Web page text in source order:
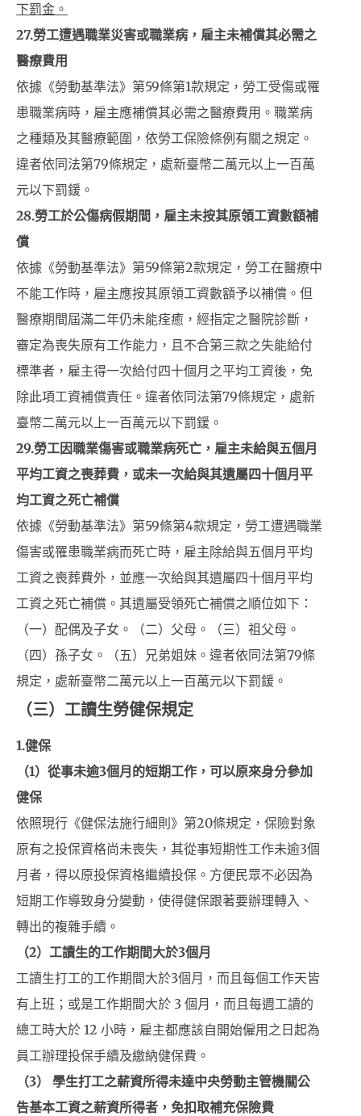
下罰金。
27.勞工遭遇職業災害或職業病，雇主未補償其必需之
醫療費用
依據《勞動基準法》第59條第1款規定，勞工受傷或罹
患職業病時，雇主應補償其必需之醫療費用。職業病
之種類及其醫療範圍，依勞工保險條例有關之規定。
違者依同法第79條規定，處新臺幣二萬元以上一百萬
元以下罰鍰。
28.勞工於公傷病假期間，雇主未按其原領工資數額補
償
依據《勞動基準法》第59條第2款規定，勞工在醫療中
不能工作時，雇主應按其原領工資數額予以補償。但
醫療期間屆滿二年仍未能痊癒，經指定之醫院診斷，
審定為喪失原有工作能力，且不合第三款之失能給付
標準者，雇主得一次給付四十個月之平均工資後，免
除此項工資補償責任。違者依同法第79條規定，處新
臺幣二萬元以上一百萬元以下罰鍰。
29.勞工因職業傷害或職業病死亡，雇主未給與五個月
平均工資之喪葬費，或未一次給與其遺屬四十個月平
均工資之死亡補償
依據《勞動基準法》第59條第4款規定，勞工遭遇職業
傷害或罹患職業病而死亡時，雇主除給與五個月平均
工資之喪葬費外，並應一次給與其遺屬四十個月平均
工資之死亡補償。其遺屬受領死亡補償之順位如下：
（一）配偶及子女。（二）父母。（三）祖父母。
（四）孫子女。（五）兄弟姐妹。違者依同法第79條
規定，處新臺幣二萬元以上一百萬元以下罰鍰。
（三）工讀生勞健保規定
1.健保
（1）從事未逾3個月的短期工作，可以原來身分參加
健保
依照現行《健保法施行細則》第20條規定，保險對象
原有之投保資格尚未喪失，其從事短期性工作未逾3個
月者，得以原投保資格繼續投保。方便民眾不必因為
短期工作導致身分變動，使得健保跟著要辦理轉入、
轉出的複雜手續。
（2）工讀生的工作期間大於3個月
工讀生打工的工作期間大於3個月，而且每個工作天皆
有上班；或是工作期間大於 3 個月，而且每週工讀的
總工時大於 12 小時，雇主都應該自開始僱用之日起為
員工辦理投保手續及繳納健保費。
（3） 學生打工之薪資所得未達中央勞動主管機關公
告基本工資之薪資所得者，免扣取補充保險費